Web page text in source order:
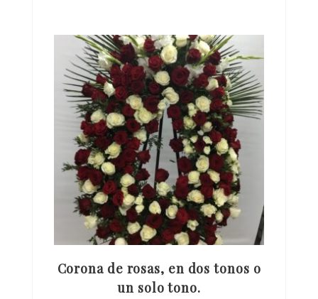
Corona de rosas, en dos tonos o
un solo tono.